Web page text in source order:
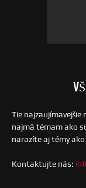
Tie najzaujímavejšie
najmä témam ako
narazíte aj témy
Kontaktujte nás: